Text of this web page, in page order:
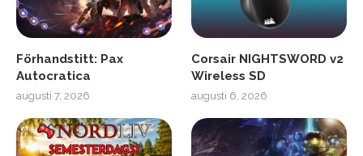
Förhandstitt: Pax
Autocratica
augusti 7, 2026
Corsair NIGHTSWORD v2
Wireless SD
augusti 6, 2026